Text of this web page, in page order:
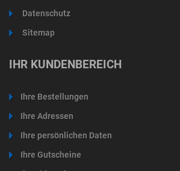
Datenschutz
Sitemap
IHR KUNDENBEREICH
Ihre Bestellungen
Ihre Adressen
Ihre persönlichen Daten
Ihre Gutscheine